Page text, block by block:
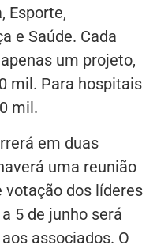
Esporte,
e Saúde. Cada
um projeto,
mil. Para hospitais
mil.
em duas
uma reunião
votação dos líderes
5 de junho será
associados. O